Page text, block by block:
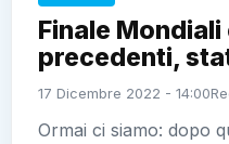
Finale
precedenti,
17 Dicembre 2022 - 14:00
Ormai ci siamo: dopo